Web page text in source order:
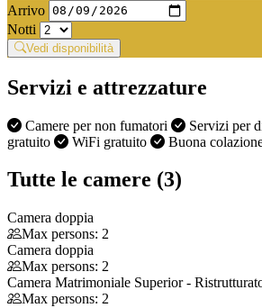
Arrivo
Notti
Vedi disponibilità
Servizi e attrezzature
Camere per non fumatori Servizi per
gratuito
WiFi gratuito Buona
Tutte le camere (3)
Camera doppia
Max persons: 2
Camera doppia
Max persons: 2
Camera Matrimoniale Superior -
Max persons: 2